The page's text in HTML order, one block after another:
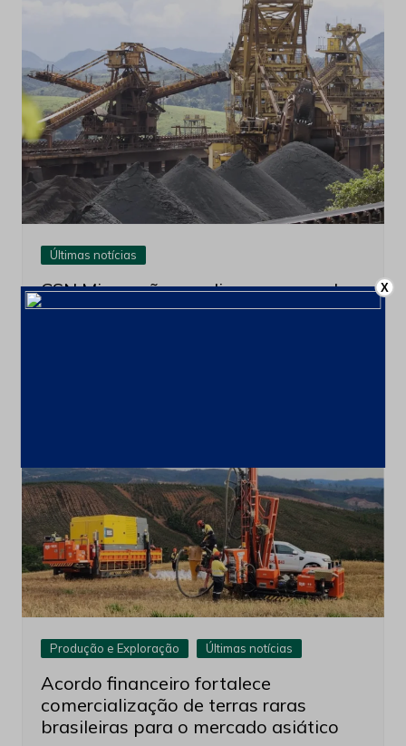
Últimas notícias
CSN Mineração amplia programa de
recompra para até 100 milhões de
Produção e Exploração Últimas notícias
Acordo financeiro fortalece
comercialização de terras raras
brasileiras para o mercado asiático
X